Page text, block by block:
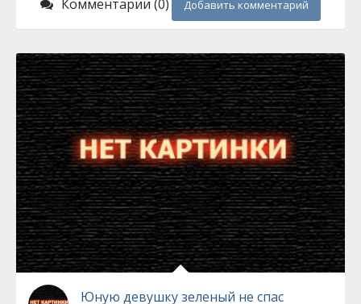
Комментарии (0) Добавить комментарий
Юную девушку зеленый не спас